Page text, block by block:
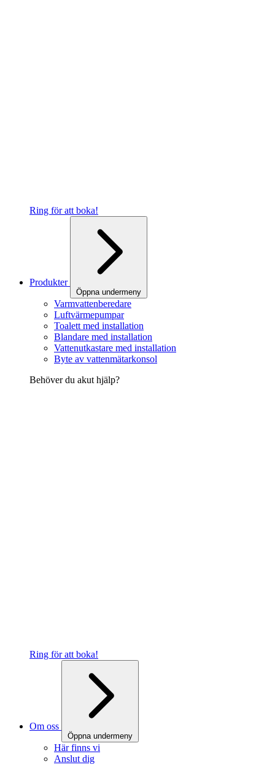
Ring för att boka!
Produkter
Öppna undermeny
Varmvattenberedare
Luftvärmepumpar
Toalett med installation
Blandare med installation
Vattenutkastare med installation
Byte av vattenmätarkonsol
Behöver du akut hjälp?
Ring för att boka!
Om oss
Öppna undermeny
Här finns vi
Anslut dig